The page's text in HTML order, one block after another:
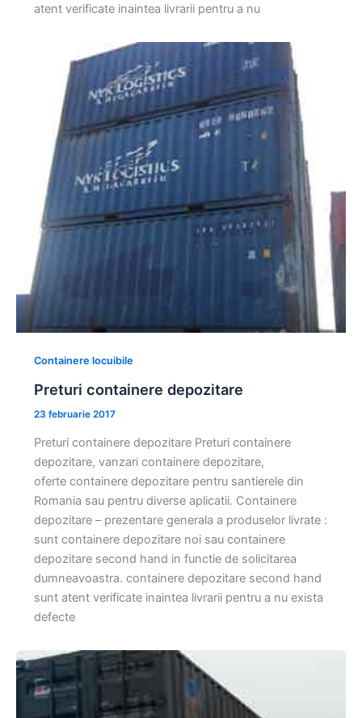
atent verificate inaintea livrarii pentru a nu
Containere locuibile
Preturi containere depozitare
23 februarie 2017
Preturi containere depozitare Preturi containere
depozitare, vanzari containere depozitare,
oferte containere depozitare pentru santierele din
Romania sau pentru diverse aplicatii. Containere
depozitare – prezentare generala a produselor livrate :
sunt containere depozitare noi sau containere
depozitare second hand in functie de solicitarea
dumneavoastra. containere depozitare second hand
sunt atent verificate inaintea livrarii pentru a nu exista
defecte